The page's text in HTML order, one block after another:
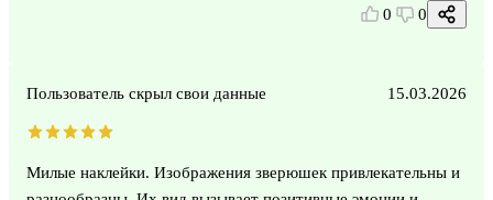
0 0
Пользователь скрыл свои данные 15.03.2026
Милые наклейки. Изображения зверюшек привлекательны и